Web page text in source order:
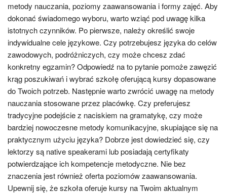
metody nauczania, poziomy zaawansowania i formy zajęć. Aby
dokonać świadomego wyboru, warto wziąć pod uwagę kilka
istotnych czynników. Po pierwsze, należy określić swoje
indywidualne cele językowe. Czy potrzebujesz języka do celów
zawodowych, podróżniczych, czy może chcesz zdać
konkretny egzamin? Odpowiedź na to pytanie pomoże zawęzić
krąg poszukiwań i wybrać szkołę oferującą kursy dopasowane
do Twoich potrzeb. Następnie warto zwrócić uwagę na metody
nauczania stosowane przez placówkę. Czy preferujesz
tradycyjne podejście z naciskiem na gramatykę, czy może
bardziej nowoczesne metody komunikacyjne, skupiające się na
praktycznym użyciu języka? Dobrze jest dowiedzieć się, czy
lektorzy są native speakerami lub posiadają certyfikaty
potwierdzające ich kompetencje metodyczne. Nie bez
znaczenia jest również oferta poziomów zaawansowania.
Upewnij się, że szkoła oferuje kursy na Twoim aktualnym